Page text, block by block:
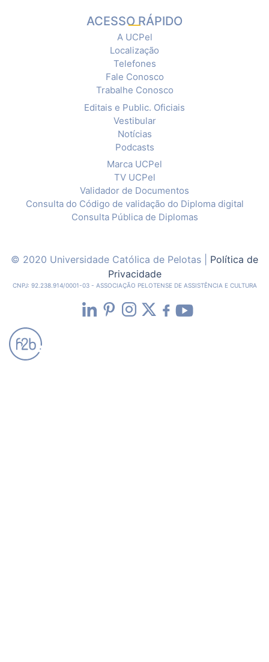
ACESSO RÁPIDO
A UCPel
Localização
Telefones
Fale Conosco
Trabalhe Conosco
Editais e Public. Oficiais
Vestibular
Notícias
Podcasts
Marca UCPel
TV UCPel
Validador de Documentos
Consulta do Código de validação do Diploma digital
Consulta Pública de Diplomas
© 2020 Universidade Católica de Pelotas | Política de
Privacidade
CNPJ: 92.238.914/0001-03 - ASSOCIAÇÃO PELOTENSE DE ASSISTÊNCIA E CULTURA